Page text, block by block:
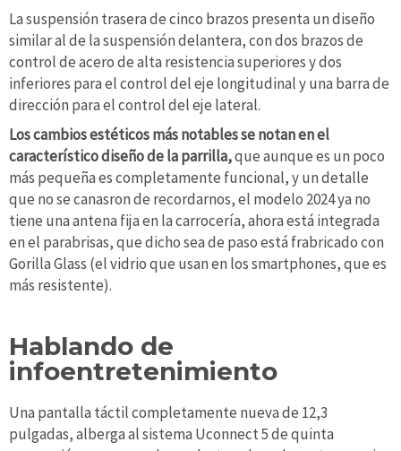
La suspensión trasera de cinco brazos presenta un diseño
similar al de la suspensión delantera, con dos brazos de
control de acero de alta resistencia superiores y dos
inferiores para el control del eje longitudinal y una barra de
dirección para el control del eje lateral.
Los cambios estéticos más notables se notan en el
característico diseño de la parrilla,que aunque es un poco
más pequeña es completamente funcional, y un detalle
que no se canasron de recordarnos, el modelo 2024 ya no
tiene una antena fija en la carrocería, ahora está integrada
en el parabrisas, que dicho sea de paso está frabricado con
Gorilla Glass (el vidrio que usan en los smartphones, que es
más resistente).
Hablando de
infoentretenimiento
Una pantalla táctil completamente nueva de 12,3
pulgadas, alberga al sistema Uconnect 5 de quinta